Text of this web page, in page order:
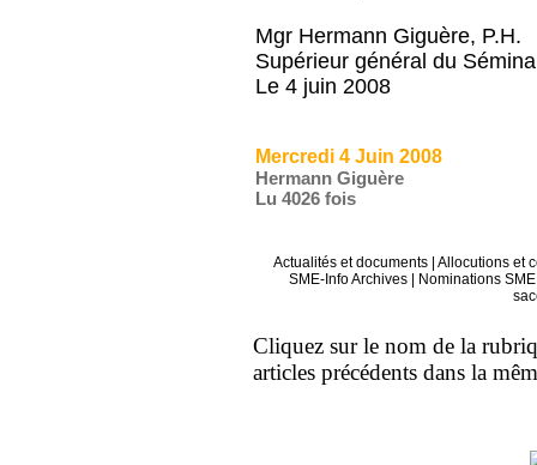
Mgr Hermann Giguère, P.H.
Supérieur général du
Le 4 juin 2008
Mercredi 4 Juin 2008
Hermann Giguère
Lu 4026 fois
Actualités et documents
Allocutions et
SME-Info Archives
Nominations
Cliquez sur le nom de la
articles précédents dans la